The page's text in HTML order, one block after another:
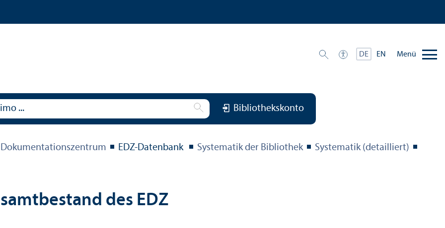
DE EN Menü
Bibliothekskonto
Dokumentations­zentrum EDZ-Datenbank Systematik der Bibliothek
Systematik (detailliert)
des EDZ